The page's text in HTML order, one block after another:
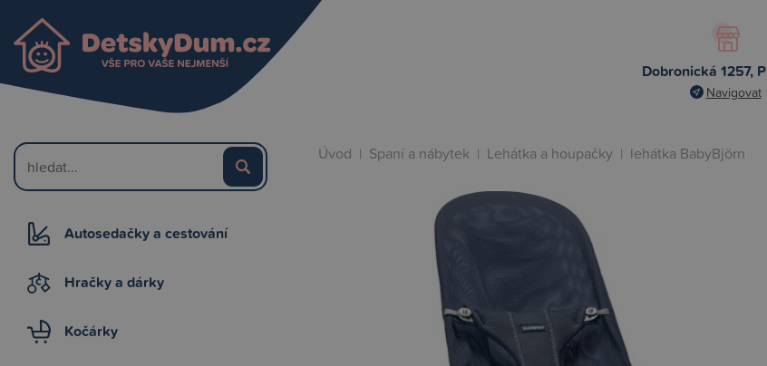
Dobronická 1257,
Navigovat
Autosedačky a cestování
Hračky a dárky
Kočárky
Úvod | Spaní a nábytek | Lehátka a houpačky | lehátka BabyBjörn